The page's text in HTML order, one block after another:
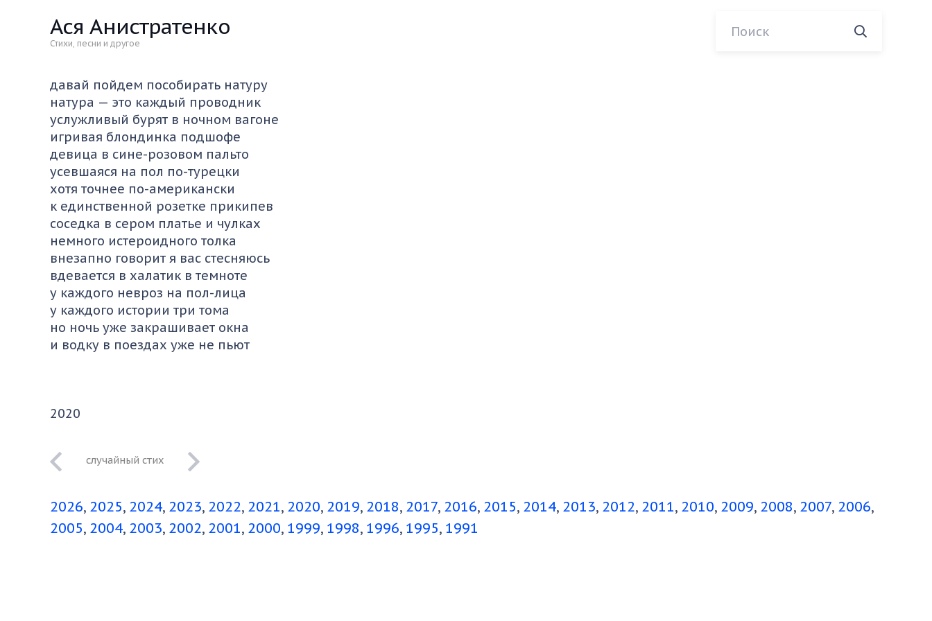
Ася Анистратенко
Стихи, песни и другое
давай пойдем пособирать натуру
натура — это каждый проводник
услужливый бурят в ночном вагоне
игривая блондинка подшофе
девица в сине-розовом пальто
усевшаяся на пол по-турецки
хотя точнее по-американски
к единственной розетке прикипев
соседка в сером платье и чулках
немного истероидного толка
внезапно говорит я вас стесняюсь
вдевается в халатик в темноте
у каждого невроз на пол-лица
у каждого истории три тома
но ночь уже закрашивает окна
и водку в поездах уже не пьют
2020
2026 2025 2024 2023 2022 2021 2020 2019 2018 2017 2016 2015 2014 2013 2012 2011 2010 2009 2008 2007 2006
2005 2004 2003 2002 2001 2000 1999 1998 1996 1995 1991